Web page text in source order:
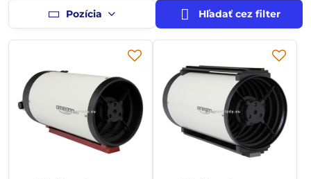
Pozícia Hľadať cez filter